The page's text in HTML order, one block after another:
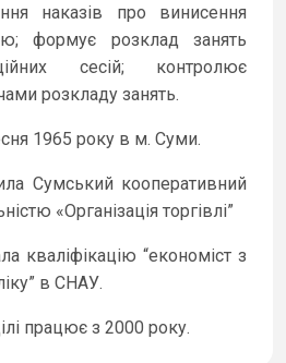
наказів про винисення
формує розклад занять
сесій; контролює
розкладу занять.
1965 року в м. Суми.
Сумський кооперативний
«Організація торгівлі”
кваліфікацію “економіст з
в СНАУ.
працює з 2000 року.